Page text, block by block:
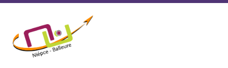
Panneau de gestion des cookies